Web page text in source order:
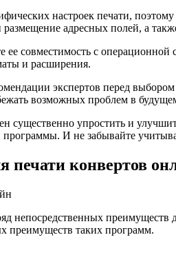
настроек печати,
адресных полей, а
совместимость с
и расширения.
экспертов перед
возможных проблем в
существенно упростить и
И не забывайте
печати конвертов
непосредственных
преимуществ таких программ.